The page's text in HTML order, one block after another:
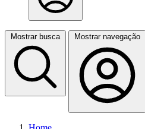
Mostrar busca Mostrar navegação